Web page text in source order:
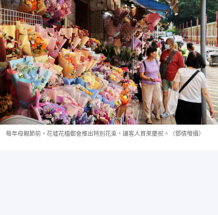
每年母親節前，花墟花檔都會推出特別花束，讓客人買來慶祝。（鄧倩螢攝）